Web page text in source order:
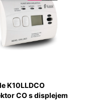
K10LLDCO
CO s displejem